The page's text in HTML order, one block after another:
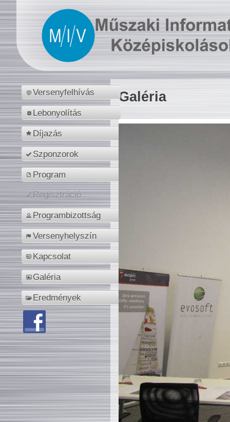
Versenyfelhívás
Lebonyolítás
Díjazás
Szponzorok
Program
Regisztráció
Programbizottság
Versenyhelyszín
Kapcsolat
Galéria
Eredmények
Galéria